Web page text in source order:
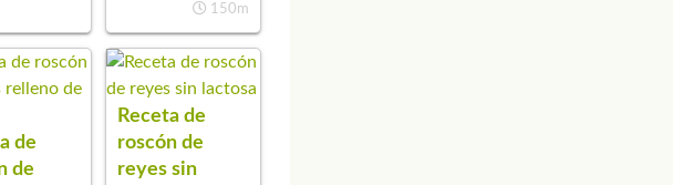
150m
de
de
Receta de
roscón de
reyes sin